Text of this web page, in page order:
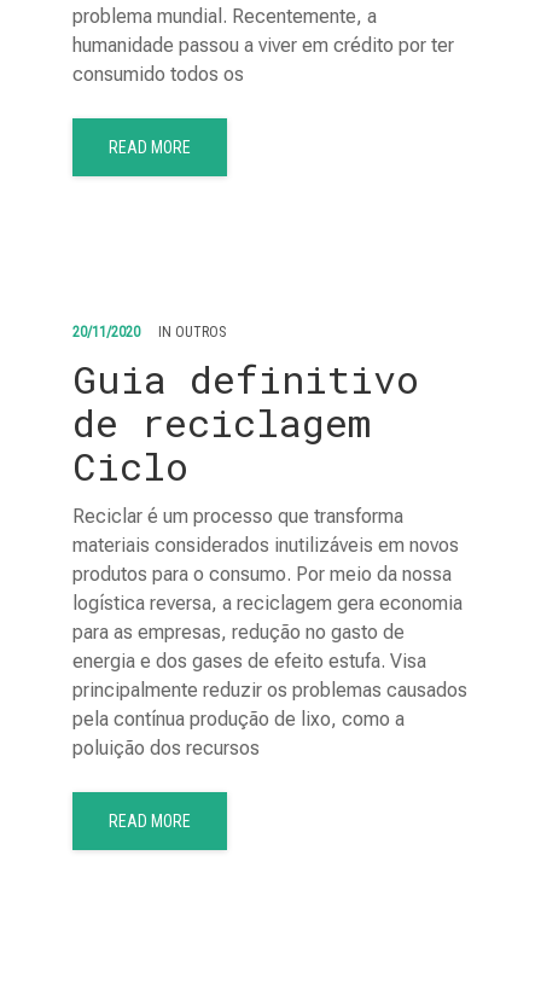
problema mundial. Recentemente, a
humanidade passou a viver em crédito por ter
consumido todos os
READ MORE
20/11/2020 IN OUTROS
Guia definitivo
de reciclagem
Ciclo
Reciclar é um processo que transforma
materiais considerados inutilizáveis em novos
produtos para o consumo. Por meio da nossa
logística reversa, a reciclagem gera economia
para as empresas, redução no gasto de
energia e dos gases de efeito estufa. Visa
principalmente reduzir os problemas causados
pela contínua produção de lixo, como a
poluição dos recursos
READ MORE